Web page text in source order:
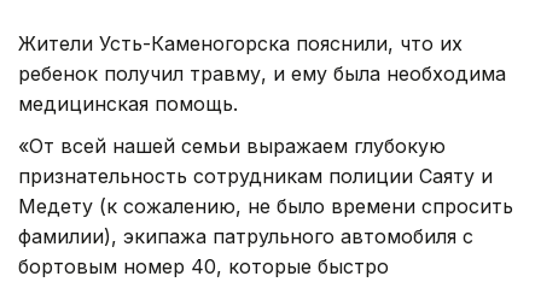
Жители Усть-Каменогорска пояснили, что их
ребенок получил травму, и ему была необходима
медицинская помощь.
«От всей нашей семьи выражаем глубокую
признательность сотрудникам полиции Саяту и
Медету (к сожалению, не было времени спросить
фамилии), экипажа патрульного автомобиля с
бортовым номер 40, которые быстро